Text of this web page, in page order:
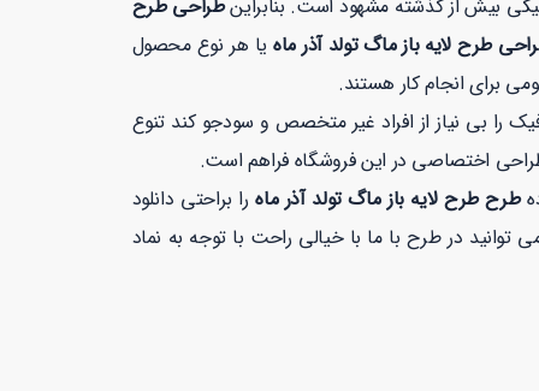
بیش از گذشته مشهود است. بنابراینطراحی طرح
طرح لایه باز ماگ تولد آذر ماه یا هر نوع محصول
برای انجام کار هستند.
را بی نیاز از افراد غیر متخصص و سودجو کند تنوع
اختصاصی در این فروشگاه فراهم است.
طرح طرح لایه باز ماگ تولد آذر ماه را براحتی دانلود